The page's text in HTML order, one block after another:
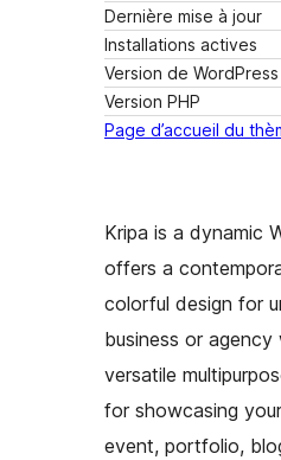
Dernière mise à jour
Installations actives
Version de WordPress
Version PHP
Page d’accueil du
Kripa is a dynamic
offers a
colorful design for
business or agency
versatile
for showcasing
event, portfolio,